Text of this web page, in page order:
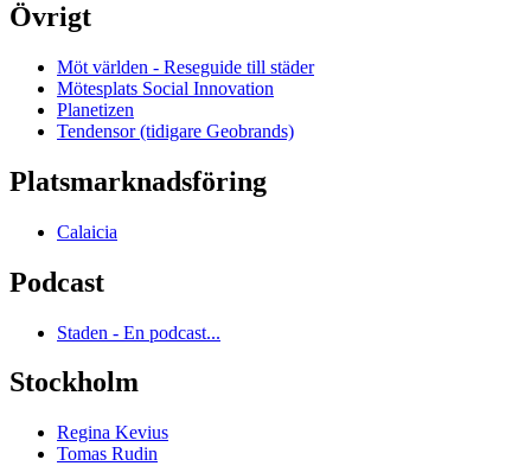
Övrigt
Möt världen - Reseguide till städer
Mötesplats Social Innovation
Planetizen
Tendensor (tidigare Geobrands)
Platsmarknadsföring
Calaicia
Podcast
Staden - En podcast...
Stockholm
Regina Kevius
Tomas Rudin